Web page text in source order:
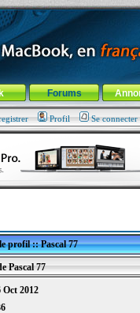
Forums
Profil Se
profil :: Pascal 77
Pascal 77
Oct 2012